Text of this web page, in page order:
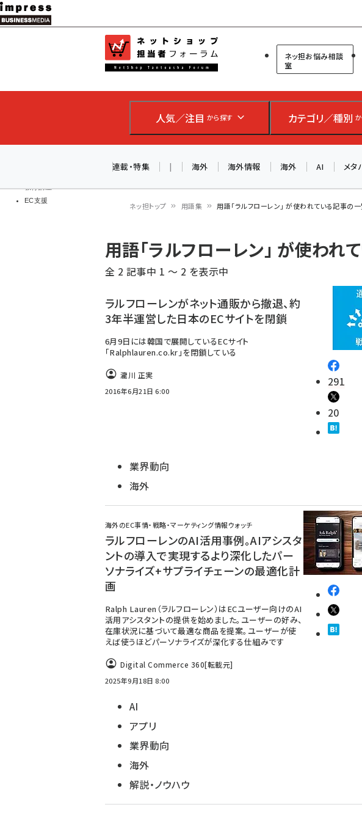
メ
イ
ン
ツ
移
教育講座
EC支援
ネットショップ担当者フォーラム
ネッ担お悩み相談
室
人気／注目 から探す カテゴリ／種別
連載・特集 | 海外 海外情報 海外 AI メタ
ン
く
ず
ネッ担トップ 用語集 用語「ラルフローレン」 が使われている記事の
用語「ラルフローレン」 が使われ
全 2 記事中 1 ～ 2 を表示中
ラルフローレンがネット通販から撤退、約
3年半運営した日本のECサイトを閉鎖
6月9日には韓国で展開しているECサイト
「Ralphlauren.co.kr」を閉鎖している
瀧川 正実
2016年6月21日 6:00
291
20
業界動向
海外
海外のEC事情・戦略・マーケティング情報ウォッチ
ラルフローレンのAI活用事例。AIアシスタ
ントの導入で実現するより深化したパー
ソナライズ+サプライチェーンの最適化計
画
Ralph Lauren（ラルフローレン）はECユーザー向けのAI
活用アシスタントの提供を始めました。ユーザーの好み、
在庫状況に基づいて最適な商品を提案。ユーザーが使
えば使うほどパーソナライズが深化する仕組みです
Digital Commerce 360[転載元]
2025年9月18日 8:00
AI
アプリ
業界動向
海外
解説・ノウハウ